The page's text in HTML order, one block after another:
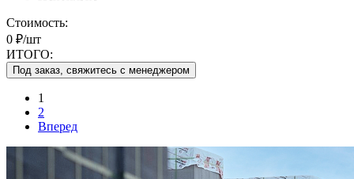
Стоимость:
0 ₽/шт
ИТОГО:
Под заказ, свяжитесь с менеджером
1
2
Вперед